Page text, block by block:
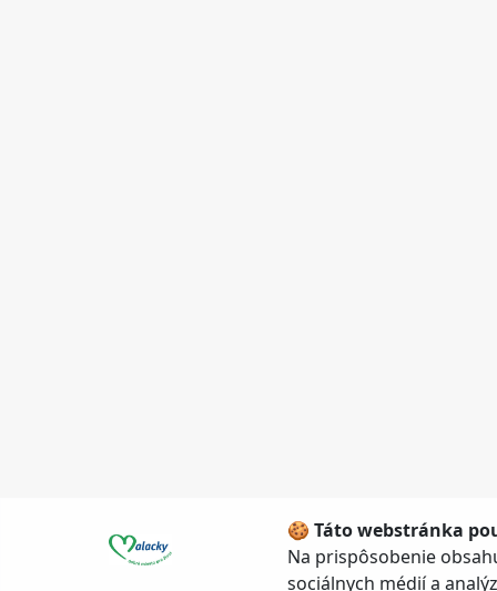
🍪 Táto webstránka
Na prispôsobenie
sociálnych médií a